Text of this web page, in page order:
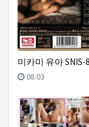
미카미 유아
등록일
08.03